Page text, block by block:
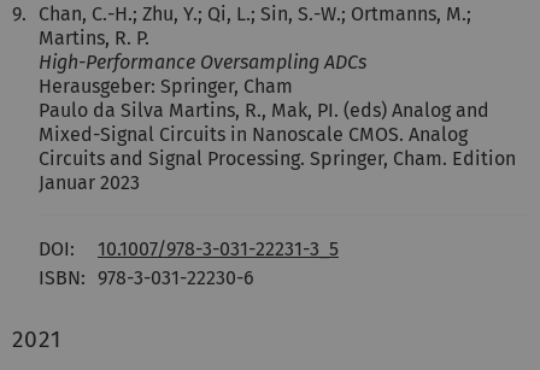
9.
Chan, C.-H.; Zhu, Y.; Qi, L.; Sin, S.-W.; Ortmanns, M.;
Martins, R. P.
High-Performance Oversampling ADCs
Herausgeber: Springer, Cham
Paulo da Silva Martins, R., Mak, PI. (eds) Analog and
Mixed-Signal Circuits in Nanoscale CMOS. Analog
Circuits and Signal Processing. Springer, Cham. Edition
Januar 2023
DOI:
10.1007/978-3-031-22231-3_5
ISBN: 978-3-031-22230-6
2021